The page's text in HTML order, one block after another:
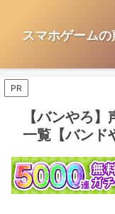
スマホゲーム
PR
【バンやろ
一覧【バンド